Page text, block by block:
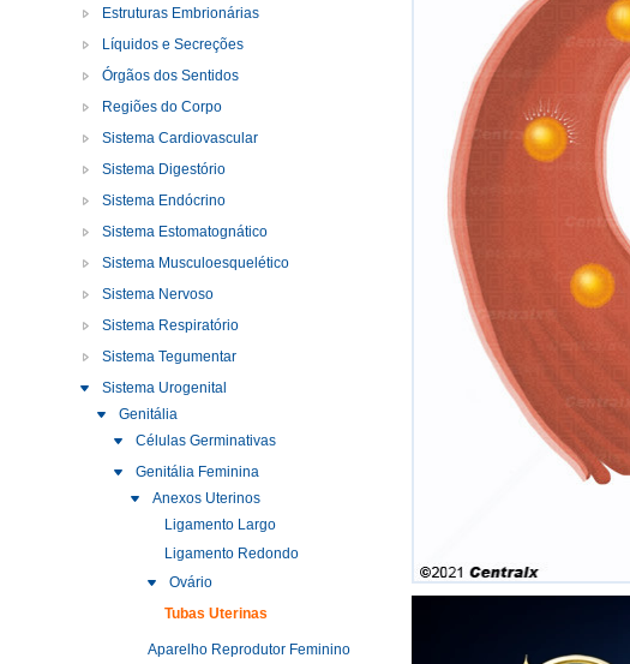
Estruturas Embrionárias
Líquidos e Secreções
Órgãos dos Sentidos
Regiões do Corpo
Sistema Cardiovascular
Sistema Digestório
Sistema Endócrino
Sistema Estomatognático
Sistema Musculoesquelético
Sistema Nervoso
Sistema Respiratório
Sistema Tegumentar
Sistema Urogenital
Genitália
Células Germinativas
Genitália Feminina
Anexos Uterinos
Ligamento Largo
Ligamento Redondo
Ovário
Tubas Uterinas
Aparelho Reprodutor Feminino